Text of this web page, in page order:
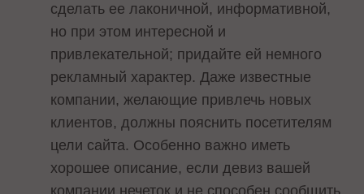
сделать ее лаконичной, информативной,
но при этом интересной и
привлекательной; придайте ей немного
рекламный характер. Даже известные
компании, желающие привлечь новых
клиентов, должны пояснить посетителям
цели сайта. Особенно важно иметь
хорошее описание, если девиз вашей